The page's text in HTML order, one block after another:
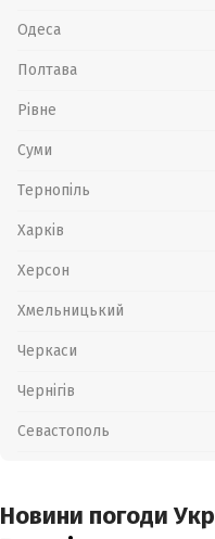
Одеса
Полтава
Рівне
Суми
Тернопіль
Харків
Херсон
Хмельницький
Черкаси
Чернігів
Севастополь
Новини погоди